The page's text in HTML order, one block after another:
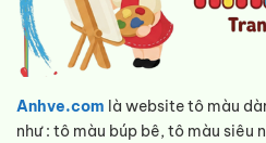
Anhve.com là website tô màu
như : tô màu búp bê, tô màu siêu